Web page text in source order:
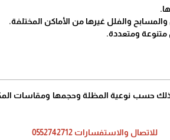
والفلل غيرها من الأماكن المختلفة.
متنوعة ومتعددة.
حسب نوعية المظلة وحجمها ومقاسات
للاتصال والاستفسارات 0552742712